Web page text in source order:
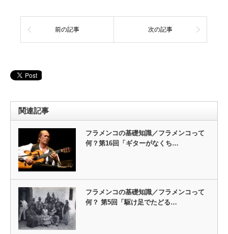
前の記事 次の記事
関連記事
フラメンコの基礎知識／フラメンコって
何？第16回「ギターがなくち…
フラメンコの基礎知識／フラメンコって
何？ 第5回「駆け足でたどる…